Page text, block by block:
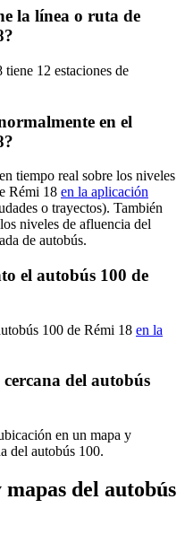
la línea o ruta de
12 estaciones de
en el
tiempo real sobre los niveles
Rémi 18 en la aplicación
o trayectos). También
niveles de afluencia del
de autobús.
el autobús 100 de
100 de Rémi 18 en la
del autobús
en un mapa y
del autobús 100.
del autobús